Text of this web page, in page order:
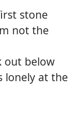
stone
not the
out below
lonely at the